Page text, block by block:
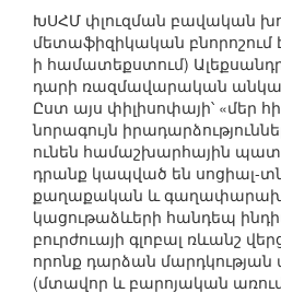
ԽՍՀՄ փլուզման բավական
մետաֆիզիկական բնորոշում է
ի համատեքստում)
դարի ռազմավարական
Ըստ այս փիլիսոփայի՝ «մեր
նորագույն
ունեն համաշխարհային
դրանք կապված են սոցիալ-
քաղաքական և
կացութաձևերի հանդեպ
բուրժուայի գլոբալ ռևանշ
որոնք դարձան
(մտավոր և բարոյական